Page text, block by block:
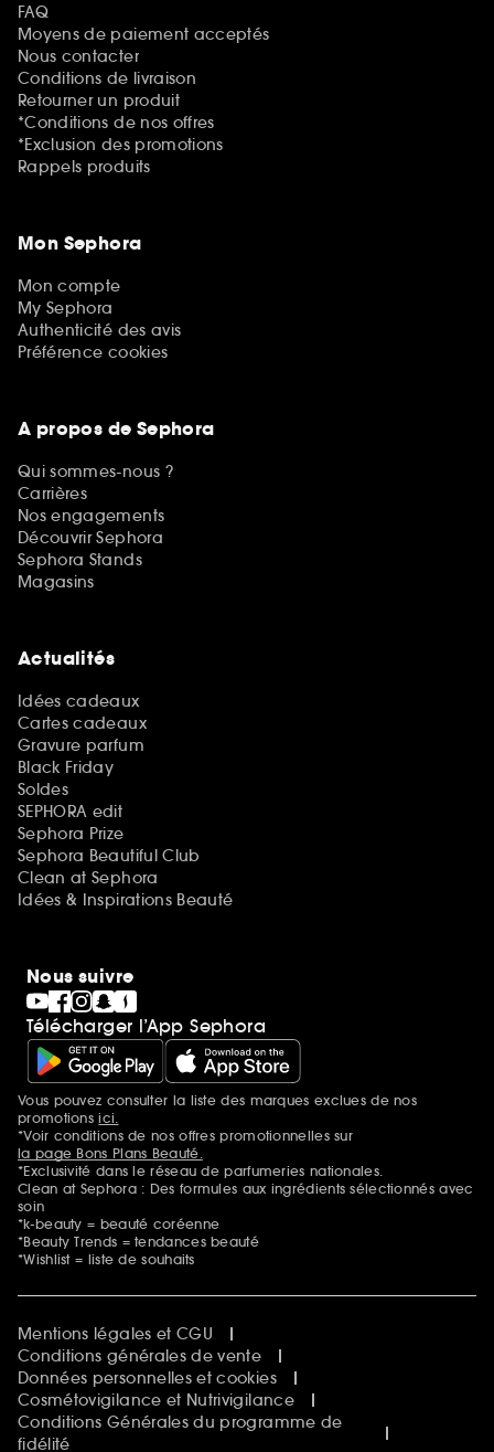
FAQ
Moyens de paiement acceptés
Nous contacter
Conditions de livraison
Retourner un produit
*Conditions de nos offres
*Exclusion des promotions
Rappels produits
Mon Sephora
Mon compte
My Sephora
Authenticité des avis
Préférence cookies
A propos de Sephora
Qui sommes-nous ?
Carrières
Nos engagements
Découvrir Sephora
Sephora Stands
Magasins
Actualités
Idées cadeaux
Cartes cadeaux
Gravure parfum
Black Friday
Soldes
SEPHORA edit
Sephora Prize
Sephora Beautiful Club
Clean at Sephora
Idées & Inspirations Beauté
Nous suivre
Télécharger l’App Sephora
Mentions additionnelles
Vous pouvez consulter la liste des marques exclues de nos
promotionsici.
*Voir conditions de nos offres promotionnelles sur
la page Bons Plans Beauté.
*Exclusivité dans le réseau de parfumeries nationales.
Clean at Sephora : Des formules aux ingrédients sélectionnés avec
soin
*k-beauty = beauté coréenne
*Beauty Trends = tendances beauté
*Wishlist = liste de souhaits
Mentions légales et CGU
Conditions générales de vente
Données personnelles et cookies
Cosmétovigilance et Nutrivigilance
Conditions Générales du programme de
fidélité